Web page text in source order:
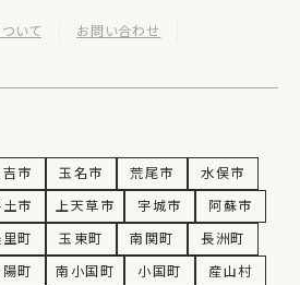
いて お問い合わせ
市 玉名市 荒尾市
水俣市
土市 上天草市 宇城市
阿蘇市
町 玉東町 南関町
長洲町
町 南小国町 小国町
産山村